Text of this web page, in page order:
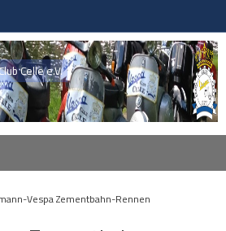
Celle e.V.
Vespa Zementbahn-Rennen